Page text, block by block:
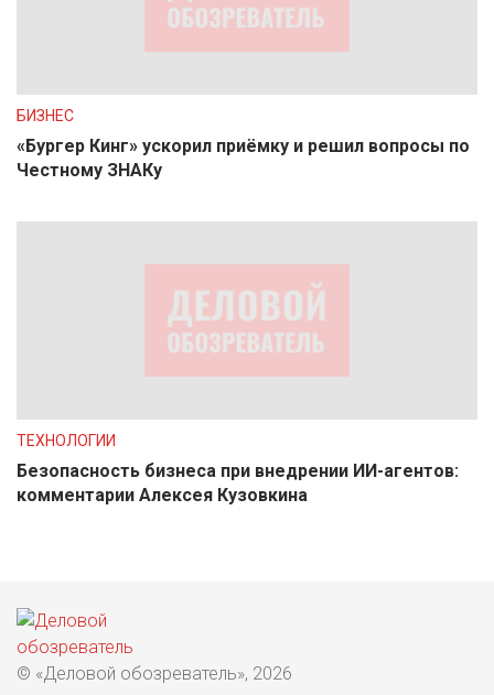
БИЗНЕС
«Бургер Кинг» ускорил приёмку и решил вопросы по
Честному ЗНАКу
ТЕХНОЛОГИИ
Безопасность бизнеса при внедрении ИИ-агентов:
комментарии Алексея Кузовкина
© «Деловой обозреватель», 2026